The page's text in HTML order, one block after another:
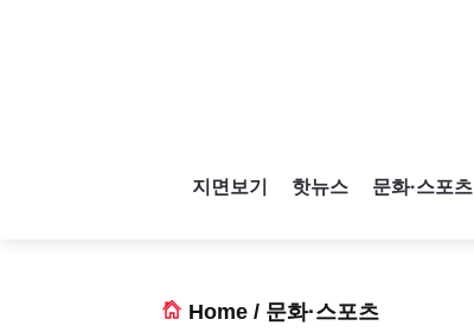
지면보기 핫뉴스 문화·스포츠
Home / 문화·스포츠